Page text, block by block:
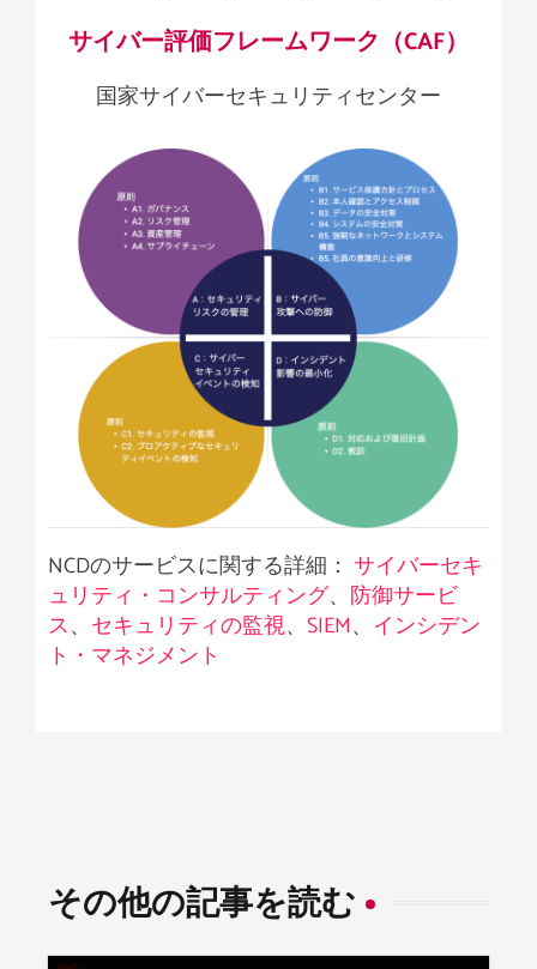
サイバー評価フレームワーク（CAF）
国家サイバーセキュリティセンター
NCDのサービスに関する詳細： サイバーセキ
ュリティ・コンサルティング、 防御サービ
ス、 セキュリティの監視、 SIEM、 インシデン
ト・マネジメント
その他の記事を読む